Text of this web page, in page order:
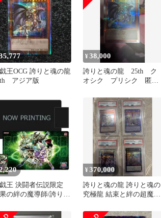
王OCG 誇りと魂の龍
アジア版
¥38,000
誇りと魂の龍 25th ク
オシク プリシク 匿名
王 決闘者伝説限定
の絆の魔導師/誇りと
¥370,000
誇りと魂の龍 誇りと魂の
究極龍 結束と絆の超魔導
ット